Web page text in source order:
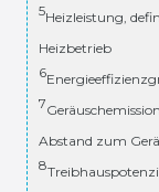
5Heizleistung,
Heizbetrieb
6
7
Abstand zum
8